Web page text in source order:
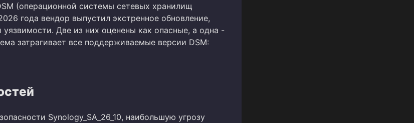
(операционной системы сетевых хранилищ
года вендор выпустил экстренное обновление,
Две из них оценены как опасные, а одна -
затрагивает все поддерживаемые версии DSM:
Synology_SA_26_10, наибольшую угрозу